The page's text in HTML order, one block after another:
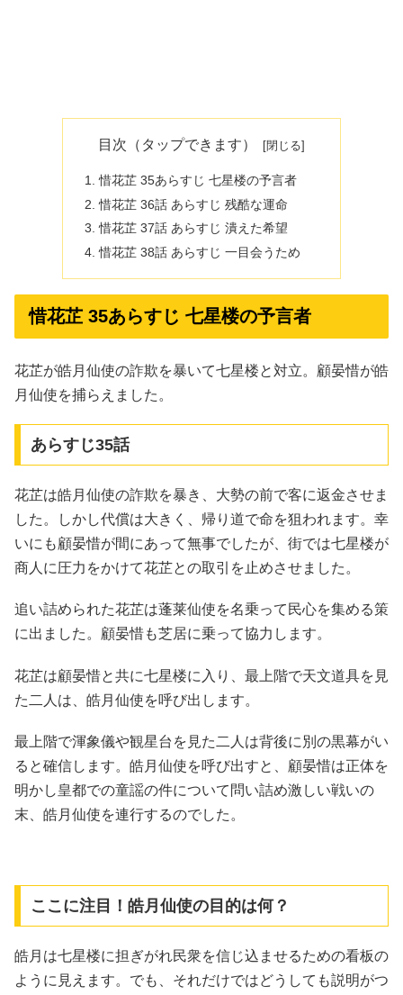
目次（タップできます）
惜花芷 35あらすじ 七星楼の予言者
惜花芷 36話 あらすじ 残酷な運命
惜花芷 37話 あらすじ 潰えた希望
惜花芷 38話 あらすじ 一目会うため
惜花芷 35あらすじ 七星楼の予言者
花芷が皓月仙使の詐欺を暴いて七星楼と対立。顧晏惜が皓
月仙使を捕らえました。
あらすじ35話
花芷は皓月仙使の詐欺を暴き、大勢の前で客に返金させま
した。しかし代償は大きく、帰り道で命を狙われます。幸
いにも顧晏惜が間にあって無事でしたが、街では七星楼が
商人に圧力をかけて花芷との取引を止めさせました。
追い詰められた花芷は蓬莱仙使を名乗って民心を集める策
に出ました。顧晏惜も芝居に乗って協力します。
花芷は顧晏惜と共に七星楼に入り、最上階で天文道具を見
た二人は、皓月仙使を呼び出します。
最上階で渾象儀や観星台を見た二人は背後に別の黒幕がい
ると確信します。皓月仙使を呼び出すと、顧晏惜は正体を
明かし皇都での童謡の件について問い詰め激しい戦いの
末、皓月仙使を連行するのでした。
ここに注目！皓月仙使の目的は何？
皓月は七星楼に担ぎがれ民衆を信じ込ませるための看板の
ように見えます。でも、それだけではどうしても説明がつ